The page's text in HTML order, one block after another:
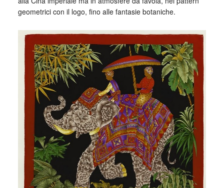
geometrici con il logo, fino alle fantasie botaniche.